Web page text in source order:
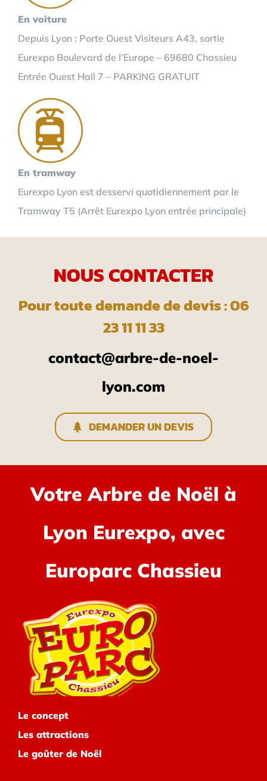
En voiture
Depuis Lyon : Porte Ouest Visiteurs A43, sortie
Eurexpo Boulevard de l’Europe – 69680 Chassieu
Entrée Ouest Hall 7 – PARKING GRATUIT
En tramway
Eurexpo Lyon est desservi quotidiennement par le
Tramway T5 (Arrêt Eurexpo Lyon entrée principale)
NOUS CONTACTER
Pour toute demande de devis : 06
23 11 11 33
contact@arbre-de-noel-
lyon.com
DEMANDER UN DEVIS
Votre Arbre de Noël à
Lyon Eurexpo, avec
Europarc Chassieu
Le concept
Les attractions
Le goûter de Noël